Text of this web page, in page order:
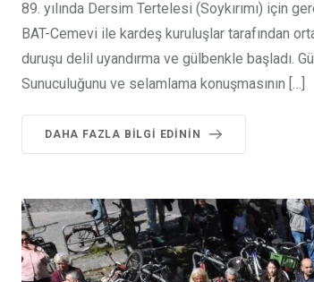
89. yılında Dersim Tertelesi (Soykırımı) için
BAT-Cemevi ile kardeş kuruluşlar tarafından
duruşu delil uyandırma ve gülbenkle başladı.
Sunuculuğunu ve selamlama konuşmasının […]
DAHA FAZLA BILGI EDININ